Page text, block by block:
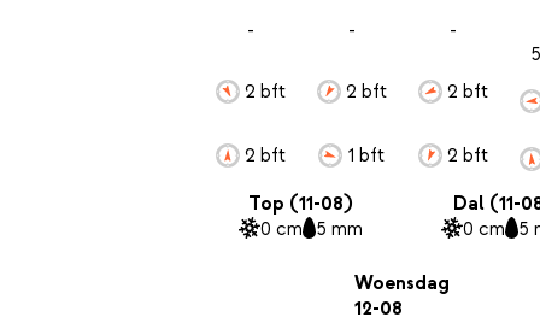
-
2 bft
2 bft
-
2 bft
1 bft
-
2 bft
2 bft
Top (11-08)
0 cm 5 mm
Dal (11-
0 cm 5
Woensdag
12-08